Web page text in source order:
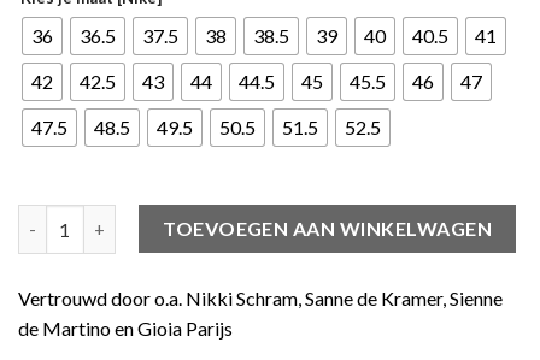
36 36.5 37.5 38 38.5 39 40 40.5
41
42
42.5 43 44 44.5 45 45.5 46
47
47.5
48.5 49.5 50.5 51.5 52.5
Nike Dunk High Fragment Tokyo aantal
TOEVOEGEN AAN WINKELWAGEN
Vertrouwd door o.a. Nikki Schram, Sanne de Kramer, Sienne
de Martino en Gioia Parijs